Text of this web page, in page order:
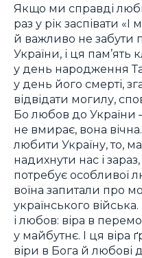
Якщо ми справді
раз у рік заспівати «І
й важливо не забути
України, і ця пам’ять
у день народження
у день його смерті,
відвідати могилу,
Бо любов до України
не вмирає, вона
любити Україну, то,
надихнути нас і
потребує особливої
воїна запитали про
українського
і любов: віра в
у майбутнє. І ця віра
віри в Бога й любові